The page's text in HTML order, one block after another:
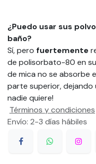
¿Puedo usar sus
baño?
Sí, pero fuertemente
de polisorbato-80 en
de mica no se absorbe
parte superior, dejando
nadie quiere!
Términos y condiciones
Envío: 2-3 días hábiles